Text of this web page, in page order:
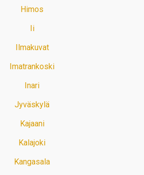
Himos
Ii
Ilmakuvat
Imatrankoski
Inari
Jyväskylä
Kajaani
Kalajoki
Kangasala